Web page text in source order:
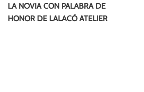
LA NOVIA CON PALABRA DE
HONOR DE LALACÓ ATELIER